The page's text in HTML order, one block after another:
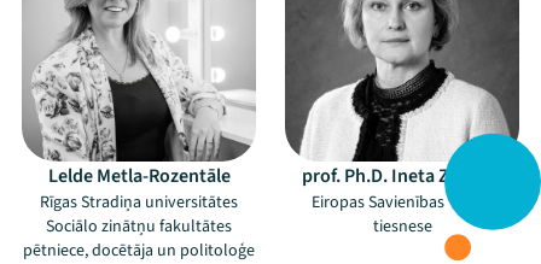
Lelde Metla-Rozentāle
Rīgas Stradiņa universitātes
Sociālo zinātņu fakultātes
pētniece, docētāja un politoloģe
prof. Ph.D. Ineta Ziemele
Eiropas Savienības Tiesas
tiesnese